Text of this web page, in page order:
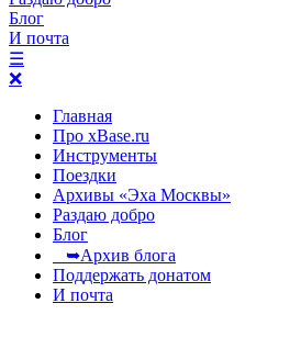
Блог
И почта
☰
❌
Главная
Про xBase.ru
Инструменты
Поездки
Архивы «Эха Москвы»
Раздаю добро
Блог
➥Архив блога
Поддержать донатом
И почта